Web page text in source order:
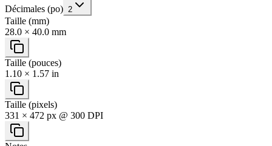
Décimales (po) 2
Taille (mm)
28.0 × 40.0 mm
Taille (pouces)
1.10 × 1.57 in
Taille (pixels)
331 × 472 px @ 300 DPI